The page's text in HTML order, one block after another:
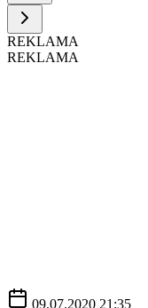
REKLAMA
REKLAMA
09.07.2020 21:35